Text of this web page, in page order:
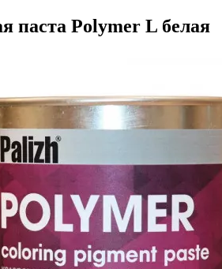
паста Polymer L белая